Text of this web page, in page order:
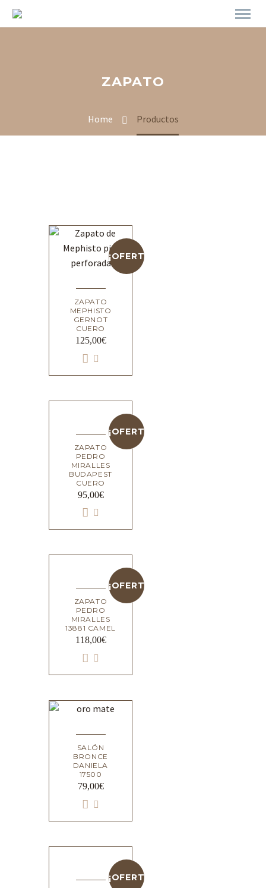
ZAPATO
Home Productos
¡OFERTA!
ZAPATO
MEPHISTO
GERNOT
CUERO
125,00€
¡OFERTA!
ZAPATO
PEDRO
MIRALLES
BUDAPEST
CUERO
95,00€
¡OFERTA!
ZAPATO
PEDRO
MIRALLES
13881 CAMEL
118,00€
SALÓN
BRONCE
DANIELA
17500
79,00€
¡OFERTA!